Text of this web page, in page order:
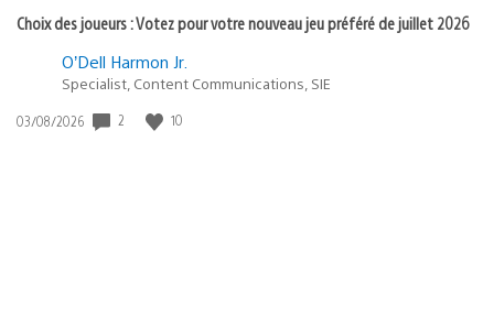
Choix des joueurs : Votez pour votre nouveau jeu préféré de juillet 2026
O’Dell Harmon Jr.
Specialist, Content Communications, SIE
Date
03/08/2026 2 10